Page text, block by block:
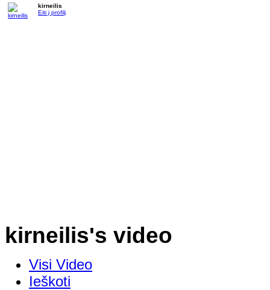
kirneilis
Eiti į profilį
kirneilis's video
Visi Video
Ieškoti